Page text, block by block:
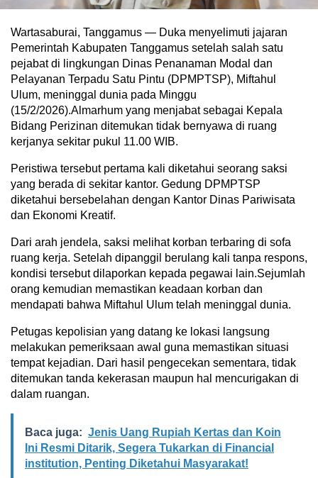
Wartasaburai, Tanggamus — Duka menyelimuti jajaran
Pemerintah Kabupaten Tanggamus setelah salah satu
pejabat di lingkungan Dinas Penanaman Modal dan
Pelayanan Terpadu Satu Pintu (DPMPTSP), Miftahul
Ulum, meninggal dunia pada Minggu
(15/2/2026).Almarhum yang menjabat sebagai Kepala
Bidang Perizinan ditemukan tidak bernyawa di ruang
kerjanya sekitar pukul 11.00 WIB.
Peristiwa tersebut pertama kali diketahui seorang saksi
yang berada di sekitar kantor. Gedung DPMPTSP
diketahui bersebelahan dengan Kantor Dinas Pariwisata
dan Ekonomi Kreatif.
Dari arah jendela, saksi melihat korban terbaring di sofa
ruang kerja. Setelah dipanggil berulang kali tanpa respons,
kondisi tersebut dilaporkan kepada pegawai lain.Sejumlah
orang kemudian memastikan keadaan korban dan
mendapati bahwa Miftahul Ulum telah meninggal dunia.
Petugas kepolisian yang datang ke lokasi langsung
melakukan pemeriksaan awal guna memastikan situasi
tempat kejadian. Dari hasil pengecekan sementara, tidak
ditemukan tanda kekerasan maupun hal mencurigakan di
dalam ruangan.
Baca juga: Jenis Uang Rupiah Kertas dan Koin
Ini Resmi Ditarik, Segera Tukarkan di Financial
institution, Penting Diketahui Masyarakat!